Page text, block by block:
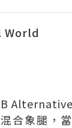
World
Alternative
合象腿，